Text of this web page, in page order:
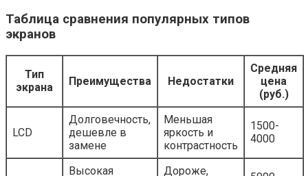
Таблица сравнения популярных типов
экранов
Тип
экрана
Преимущества Недостатки
Средняя
цена
(руб.)
LCD
Долговечность,
дешевле в
замене
Меньшая
яркость и
контрастность
1500-
4000
Высокая
Дороже,